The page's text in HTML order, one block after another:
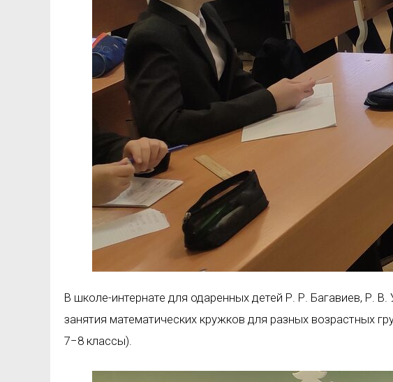
В школе-интернате для одаренных детей Р. Р. Багавиев, Р.
занятия математических кружков для разных возрастных
7−8 классы).